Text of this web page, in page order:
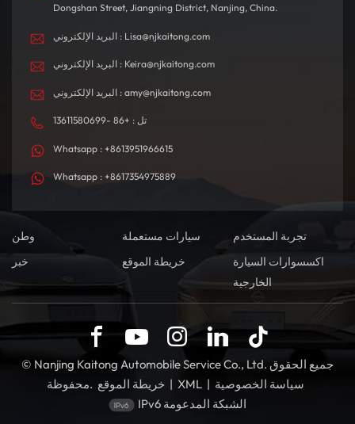
Dongshan Street, Jiangning District, Nanjing, China.
البريد الإلكتروني : Lisa@njkaitong.com
البريد الإلكتروني : Keira@njkaitong.com
البريد الإلكتروني : amy@njkaitong.com
تل : +86 -13611580699
Whatsapp : +8613951966615
Whatsapp : +8617354975889
وطن سيارات مستعملة
تجربة المستخدم
خبر
خريطة الموقع
اكسسوارات السيارة
الخارجية
© Nanjing Kaitong Automobile Service Co., Ltd. جميع الحقوق
محفوظة. خريطة الموقع | XML | سياسة الخصوصية
IPv6 الشبكة المدعومة